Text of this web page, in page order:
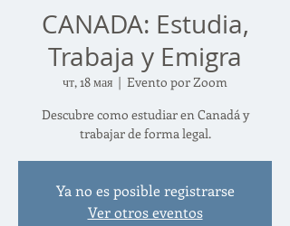
CANADA: Estudia,
Trabaja y Emigra
чт, 18 мая
  |
Evento por Zoom
Descubre como estudiar en Canadá y
trabajar de forma legal.
Ya no es posible registrarse
Ver otros eventos